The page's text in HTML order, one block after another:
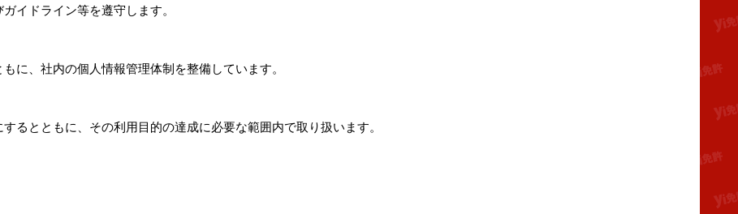
イドライン等を遵守します。
に、社内の個人情報管理体制を整備しています。
るとともに、その利用目的の達成に必要な範囲内で取り扱います。